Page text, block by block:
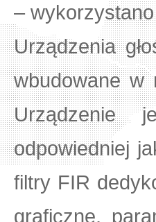
–
Urządzenia
wbudowane
Urządzenie
odpowiedniej
filtry FIR
graficzne,